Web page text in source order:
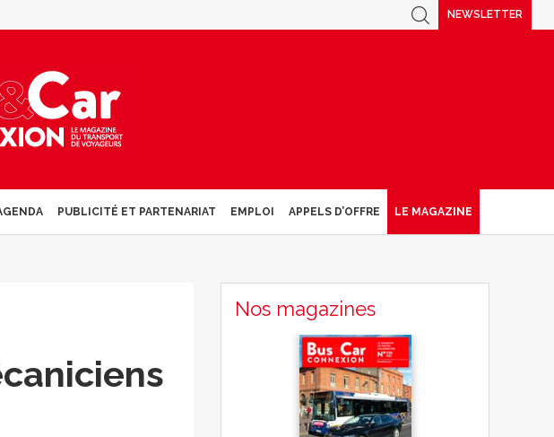
NEWSLETTER
PUBLICITÉ ET PARTENARIAT EMPLOI APPELS D’OFFRE LE MAGAZINE
Nos magazines